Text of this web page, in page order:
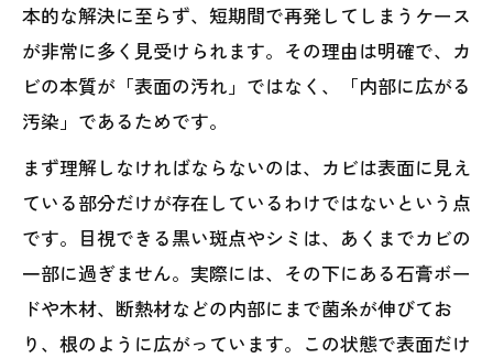
本的な解決に至らず、短期間で再発してしまうケース
が非常に多く見受けられます。その理由は明確で、カ
ビの本質が「表面の汚れ」ではなく、「内部に広がる
汚染」であるためです。
まず理解しなければならないのは、カビは表面に見え
ている部分だけが存在しているわけではないという点
です。目視できる黒い斑点やシミは、あくまでカビの
一部に過ぎません。実際には、その下にある石膏ボー
ドや木材、断熱材などの内部にまで菌糸が伸びてお
り、根のように広がっています。この状態で表面だけ